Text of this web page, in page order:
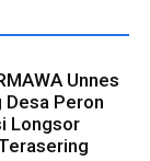
Unnes
Desa Peron
Longsor